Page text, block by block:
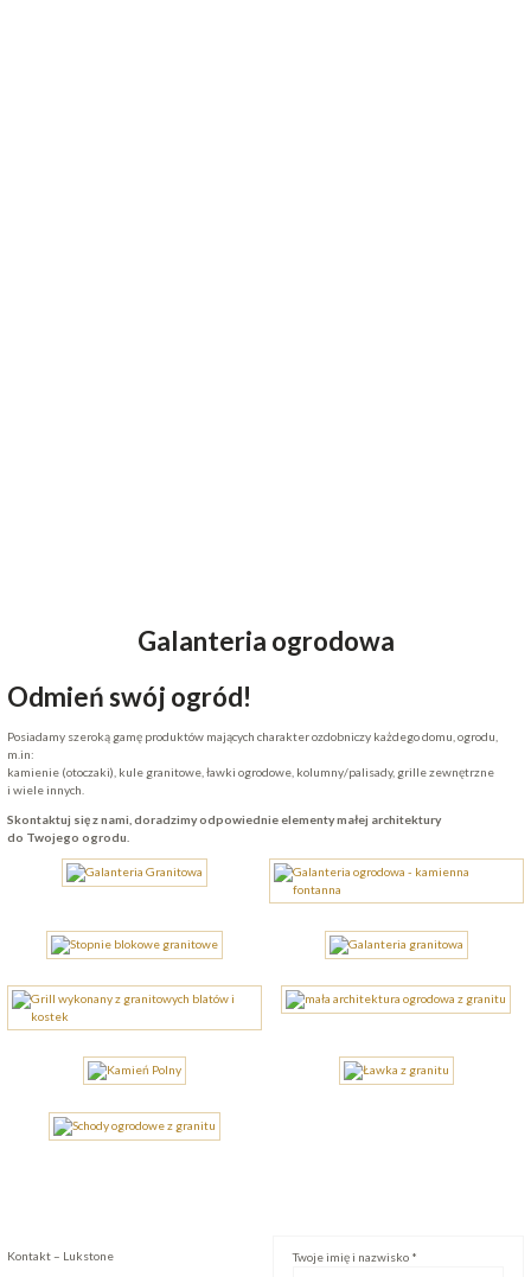
Galanteria ogrodowa
Odmień swój ogród!
Posiadamy szeroką gamę produktów mających charakter ozdobniczy każdego domu, ogrodu,
m.in:
kamienie (otoczaki), kule granitowe, ławki ogrodowe, kolumny/palisady, grille zewnętrzne
i wiele innych.
Skontaktuj się z nami, doradzimy odpowiednie elementy małej architektury
do Twojego ogrodu.
Kontakt – Lukstone Twoje imię i nazwisko *